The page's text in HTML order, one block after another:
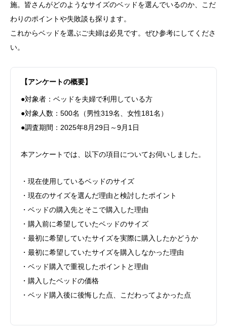
施。皆さんがどのようなサイズのベッドを選んでいるのか、こだ
わりのポイントや失敗談も探ります。
これからベッドを選ぶご夫婦は必見です。ぜひ参考にしてくださ
い。
【アンケートの概要】
●対象者：ベッドを夫婦で利用している方
●対象人数：500名（男性319名、女性181名）
●調査期間：2025年8月29日～9月1日
本アンケートでは、以下の項目についてお伺いしました。
・現在使用しているベッドのサイズ
・現在のサイズを選んだ理由と検討したポイント
・ベッドの購入先とそこで購入した理由
・購入前に希望していたベッドのサイズ
・最初に希望していたサイズを実際に購入したかどうか
・最初に希望していたサイズを購入しなかった理由
・ベッド購入で重視したポイントと理由
・購入したベッドの価格
・ベッド購入後に後悔した点、こだわってよかった点